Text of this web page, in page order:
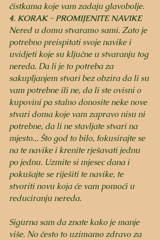
čistkama koje vam zadaju glavobolje.
4. KORAK - PROMIJENITE NAVIKE
Nered u domu stvaramo sami. Zato je
potrebno preispitati svoje navike i
uvidjeti koje su ključne u stvaranju tog
nereda. Da li je to potreba za
sakupljanjem stvari bez obzira da li su
vam potrebne ili ne, da li ste ovisni o
kupovini pa stalno donosite neke nove
stvari doma koje vam zapravo nisu ni
potrebne, da li ne stavljate stvari na
mjesto... Što god to bilo, fokusirajte se
na te navike i krenite rješavati jednu
po jednu. Uzmite si mjesec dana i
pokušajte se riješiti te navike, te
stvoriti novu koja će vam pomoći u
reduciranju nereda.
Sigurna sam da znate kako je manje
više. No često to uzimamo zdravo za